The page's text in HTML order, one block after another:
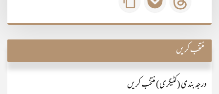
منتخب کریں
درجہ بندی (کٹیگری) منتخب کریں